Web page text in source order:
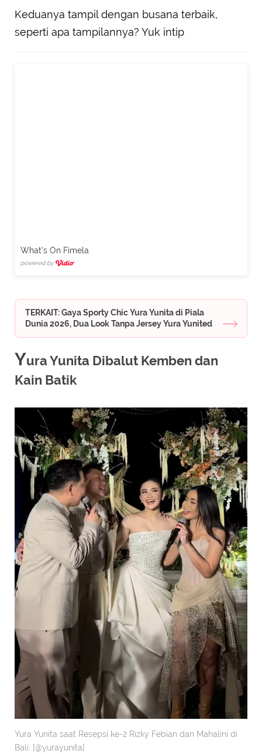
Keduanya tampil dengan busana terbaik,
seperti apa tampilannya? Yuk intip
What's On Fimela
powered by
TERKAIT: Gaya Sporty Chic Yura Yunita di Piala
Dunia 2026, Dua Look Tanpa Jersey Yura Yunited
Yura Yunita Dibalut Kemben dan
Kain Batik
Yura Yunita saat Resepsi ke-2 Rizky Febian dan Mahalini di
Bali. [@yurayunita]